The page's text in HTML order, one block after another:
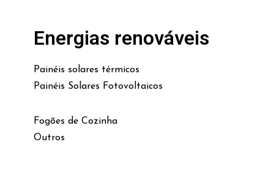
Energias renováveis
Painéis solares térmicos
Painéis Solares Fotovoltaicos
Fogões de Cozinha
Outros